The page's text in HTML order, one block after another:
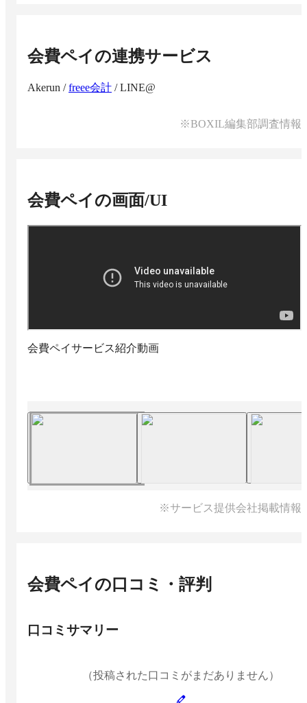
会費ペイの連携サービス
Akerun /freee会計 /LINE@
※BOXIL編集部調査情報
会費ペイの画面/UI
会費ペイサービス紹介動画
※サービス提供会社掲載情報
会費ペイの口コミ・評判
口コミサマリー
（投稿された口コミがまだありません）